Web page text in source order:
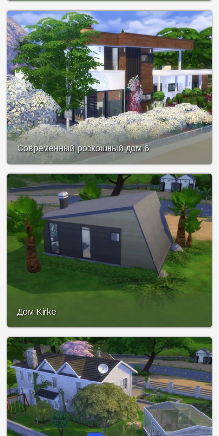
Современный роскошный дом 6
Дом Kirke